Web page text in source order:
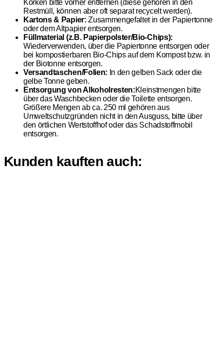
Korken bitte vorher entfernen (diese gehören in den
Restmüll, können aber oft separat recycelt werden).
Kartons & Papier: Zusammengefaltet in der Papiertonne
oder dem Altpapier entsorgen.
Füllmaterial (z.B. Papierpolster/Bio-Chips):
Wiederverwenden, über die Papiertonne entsorgen oder
bei kompostierbaren Bio-Chips auf dem Kompost bzw. in
der Biotonne entsorgen.
Versandtaschen/Folien: In den gelben Sack oder die
gelbe Tonne geben.
Entsorgung von Alkoholresten:Kleinstmengen bitte
über das Waschbecken oder die Toilette entsorgen.
Größere Mengen ab ca. 250 ml gehören aus
Umweltschutzgründen nicht in den Ausguss, bitte über
den örtlichen Wertstoffhof oder das Schadstoffmobil
entsorgen.
Kunden kauften auch: